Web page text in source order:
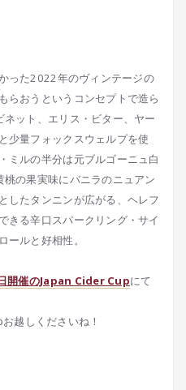
った2022年のヴィンテージの
らおうというコンセプトで造ら
ット、エリス・ビター、ヤー
少量フォックスウェルプを使
ミルの半分は元ブルゴーニュ白
の果実味にバニラのニュアン
したタンニンが広がる、ヘレフ
きる辛口スパークリング・サイ
ールと好相性。
開催のJapan Cider Cupにて
越しくださいね！